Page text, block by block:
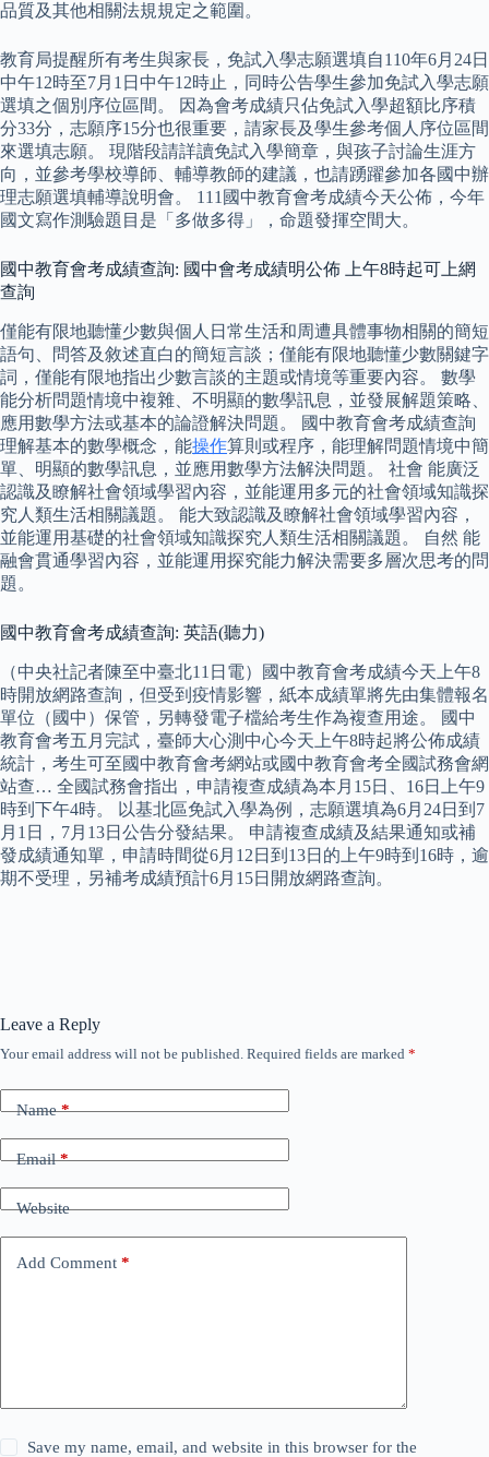
品質及其他相關法規規定之範圍。
教育局提醒所有考生與家長，免試入學志願選填自110年6月24日
中午12時至7月1日中午12時止，同時公告學生參加免試入學志願
選填之個別序位區間。 因為會考成績只佔免試入學超額比序積
分33分，志願序15分也很重要，請家長及學生參考個人序位區間
來選填志願。 現階段請詳讀免試入學簡章，與孩子討論生涯方
向，並參考學校導師、輔導教師的建議，也請踴躍參加各國中辦
理志願選填輔導說明會。 111國中教育會考成績今天公佈，今年
國文寫作測驗題目是「多做多得」，命題發揮空間大。
國中教育會考成績查詢: 國中會考成績明公佈 上午8時起可上網
查詢
僅能有限地聽懂少數與個人日常生活和周遭具體事物相關的簡短
語句、問答及敘述直白的簡短言談；僅能有限地聽懂少數關鍵字
詞，僅能有限地指出少數言談的主題或情境等重要內容。 數學
能分析問題情境中複雜、不明顯的數學訊息，並發展解題策略、
應用數學方法或基本的論證解決問題。 國中教育會考成績查詢
理解基本的數學概念，能操作算則或程序，能理解問題情境中簡
單、明顯的數學訊息，並應用數學方法解決問題。 社會 能廣泛
認識及瞭解社會領域學習內容，並能運用多元的社會領域知識探
究人類生活相關議題。 能大致認識及瞭解社會領域學習內容，
並能運用基礎的社會領域知識探究人類生活相關議題。 自然 能
融會貫通學習內容，並能運用探究能力解決需要多層次思考的問
題。
國中教育會考成績查詢: 英語(聽力)
（中央社記者陳至中臺北11日電）國中教育會考成績今天上午8
時開放網路查詢，但受到疫情影響，紙本成績單將先由集體報名
單位（國中）保管，另轉發電子檔給考生作為複查用途。 國中
教育會考五月完試，臺師大心測中心今天上午8時起將公佈成績
統計，考生可至國中教育會考網站或國中教育會考全國試務會網
站查… 全國試務會指出，申請複查成績為本月15日、16日上午9
時到下午4時。 以基北區免試入學為例，志願選填為6月24日到7
月1日，7月13日公告分發結果。 申請複查成績及結果通知或補
發成績通知單，申請時間從6月12日到13日的上午9時到16時，逾
期不受理，另補考成績預計6月15日開放網路查詢。
Leave a Reply
Your email address will not be published. Required fields are marked *
Name*
Email*
Website
Add Comment *
Save my name, email, and website in this browser for the